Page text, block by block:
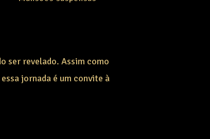
ser revelado. Assim como
jornada é um convite à